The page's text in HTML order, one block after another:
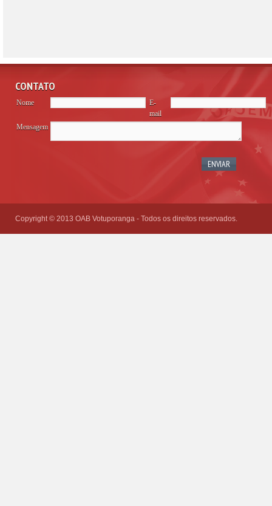
CONTATO
Nome
E-
mail
Mensagem
Copyright © 2013 OAB Votuporanga - Todos os direitos reservados.